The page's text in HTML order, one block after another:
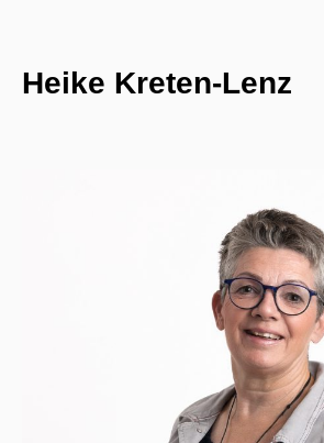
Heike Kreten-Lenz